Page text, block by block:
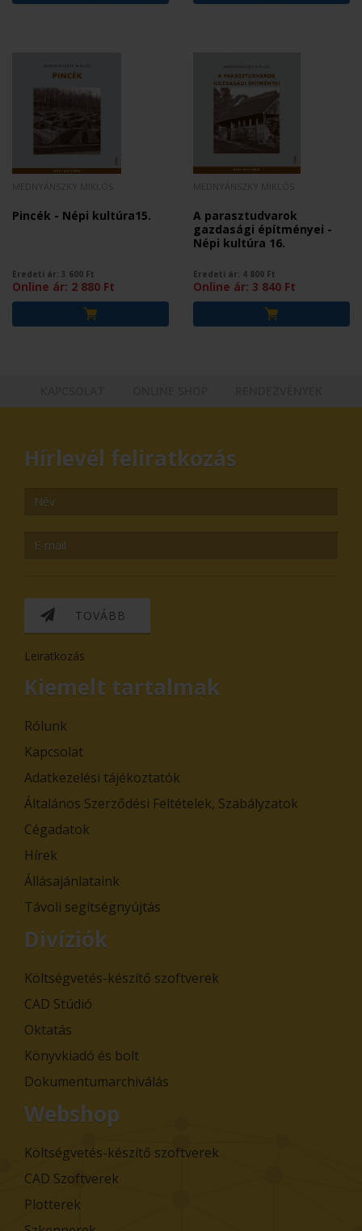
Pincék - Népi kultúra15.
Eredeti ár: 3 600 Ft
Online ár: 2 880 Ft
A parasztudvarok
gazdasági építményei -
Népi kultúra 16.
Eredeti ár: 4 800 Ft
Online ár: 3 840 Ft
Hírlevél feliratkozás
TOVÁBB
Leiratkozás
Kiemelt tartalmak
Rólunk
Kapcsolat
Adatkezelési tájékoztatók
Általános Szerződési Feltételek, Szabályzatok
Cégadatok
Hírek
Állásajánlataink
Távoli segítségnyújtás
Divíziók
Költségvetés-készítő szoftverek
CAD Stúdió
Oktatás
Könyvkiadó és bolt
Dokumentumarchiválás
Webshop
Költségvetés-készítő szoftverek
CAD Szoftverek
Plotterek